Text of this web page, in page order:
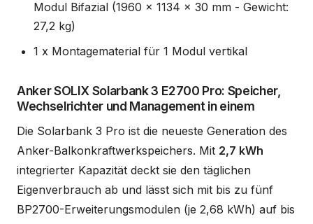
Modul Bifazial (1960 x 1134 x 30 mm - Gewicht:
27,2 kg)
1 x Montagematerial für 1 Modul vertikal
Anker SOLIX Solarbank 3 E2700 Pro: Speicher,
Wechselrichter und Management in einem
Die Solarbank 3 Pro ist die neueste Generation des
Anker-Balkonkraftwerkspeichers. Mit 2,7 kWh
integrierter Kapazität deckt sie den täglichen
Eigenverbrauch ab und lässt sich mit bis zu fünf
BP2700-Erweiterungsmodulen (je 2,68 kWh) auf bis